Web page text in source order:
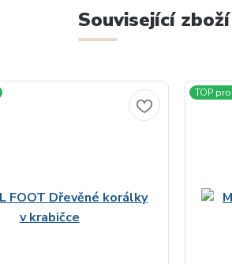
Související zboží
TOP